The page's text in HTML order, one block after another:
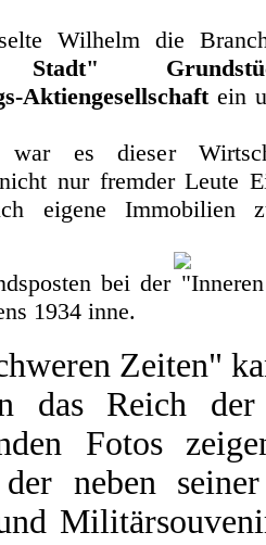
Wilhelm die
Aktiengesellschaftein
war es dieser
nur fremder Leute
eigene Immobilien
bei der
1934 inne.
Zeiten"
das Reich der
Fotos
neben